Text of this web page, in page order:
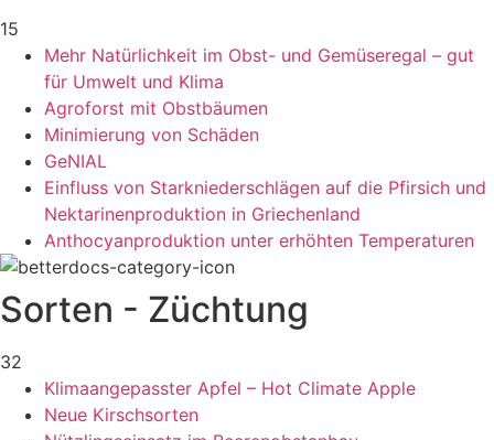
15
Mehr Natürlichkeit im Obst- und Gemüseregal – gut
für Umwelt und Klima
Agroforst mit Obstbäumen
Minimierung von Schäden
GeNIAL
Einfluss von Starkniederschlägen auf die Pfirsich und
Nektarinenproduktion in Griechenland
Anthocyanproduktion unter erhöhten Temperaturen
Sorten - Züchtung
32
Klimaangepasster Apfel – Hot Climate Apple
Neue Kirschsorten